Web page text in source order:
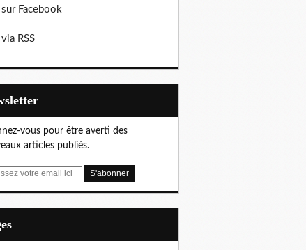
sur Facebook
via RSS
vous pour être averti des
articles publiés.